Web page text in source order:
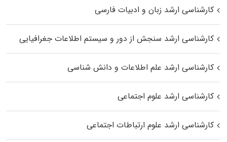
کارشناسی ارشد زبان و ادبیات فارسی
کارشناسی ارشد سنجش از دور و سیستم اطلاعات جغرافیایی
کارشناسی ارشد علم اطلاعات و دانش شناسی
کارشناسی ارشد علوم اجتماعی
کارشناسی ارشد علوم ارتباطات اجتماعی